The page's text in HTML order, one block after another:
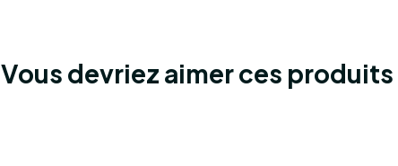
Vous devriez aimer ces produits